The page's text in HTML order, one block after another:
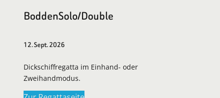
BoddenSolo/Double
12. Sept. 2026
Dickschiffregatta im Einhand- oder
Zweihandmodus.